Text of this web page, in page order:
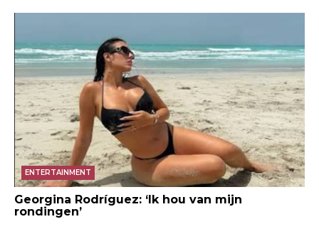
ENTERTAINMENT
Georgina Rodríguez: ‘Ik hou van mijn
rondingen’